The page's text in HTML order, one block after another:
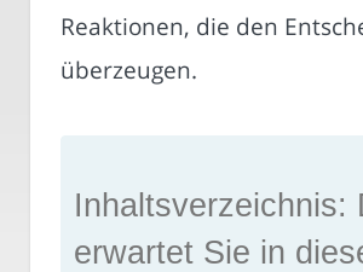
Reaktionen, die den
überzeugen.
Inhaltsverzeichnis:
erwartet Sie in